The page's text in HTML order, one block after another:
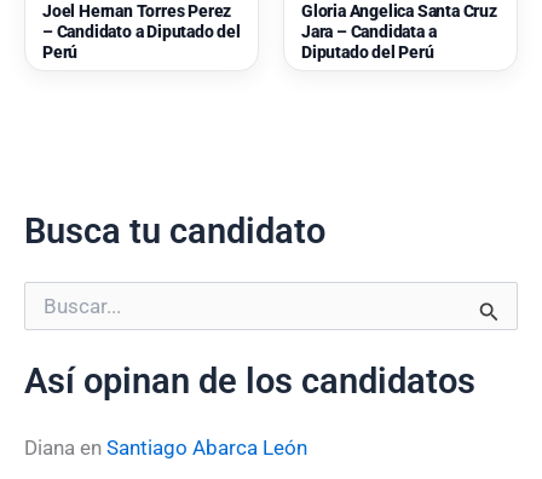
Joel Hernan Torres Perez
– Candidato a Diputado del
Perú
Gloria Angelica Santa Cruz
Jara – Candidata a
Diputado del Perú
Busca tu candidato
u
c
p
Así opinan de los candidatos
Diana en Santiago Abarca León